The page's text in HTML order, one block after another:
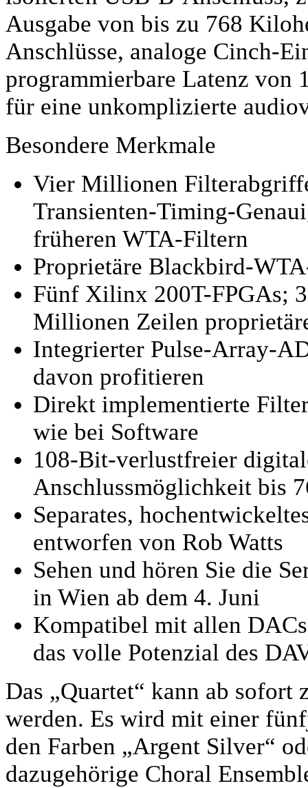
Ausgabe von bis zu 768
Anschlüsse, analoge Cinch-
programmierbare Latenz von
für eine unkomplizierte
Besondere Merkmale
Vier Millionen
Transienten-Timing-
früheren WTA-Filtern
Proprietäre Blackbird-
Fünf Xilinx 200T-FPGAs;
Millionen Zeilen
Integrierter Pulse-Array-
davon profitieren
Direkt implementierte
wie bei Software
108-Bit-verlustfreier
Anschlussmöglichkeit bis
Separates,
entworfen von Rob Watts
Sehen und hören Sie die
in Wien ab dem 4. Juni
Kompatibel mit allen
das volle Potenzial des
Das „Quartet“ kann ab sofort
werden. Es wird mit einer
den Farben „Argent Silver“
dazugehörige Choral